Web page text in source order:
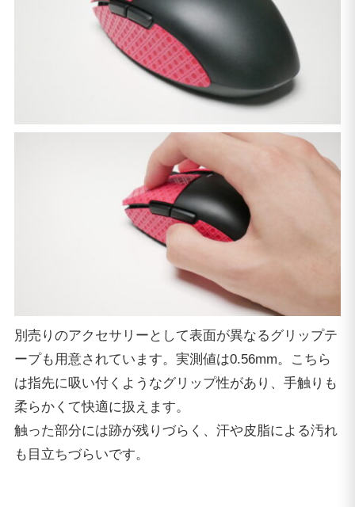
別売りのアクセサリーとして表面が異なるグリップテ
ープも用意されています。実測値は0.56mm。こちら
は指先に吸い付くようなグリップ性があり、手触りも
柔らかくて快適に扱えます。
触った部分には跡が残りづらく、汗や皮脂による汚れ
も目立ちづらいです。